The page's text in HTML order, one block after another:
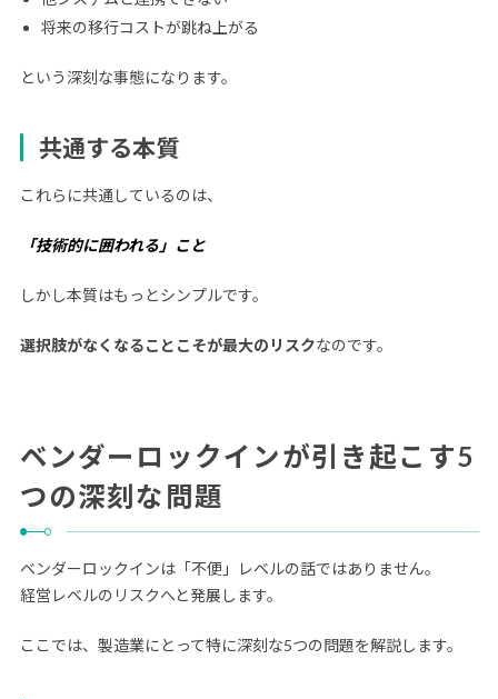
将来の移行コストが跳ね上がる
という深刻な事態になります。
共通する本質
これらに共通しているのは、
「技術的に囲われる」こと
しかし本質はもっとシンプルです。
選択肢がなくなることこそが最大のリスクなのです。
ベンダーロックインが引き起こす5
つの深刻な問題
ベンダーロックインは「不便」レベルの話ではありません。
経営レベルのリスクへと発展します。
ここでは、製造業にとって特に深刻な5つの問題を解説します。